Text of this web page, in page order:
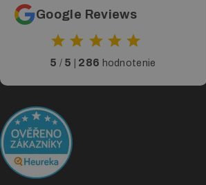
Google Reviews
5 / 5 286 hodnotenie